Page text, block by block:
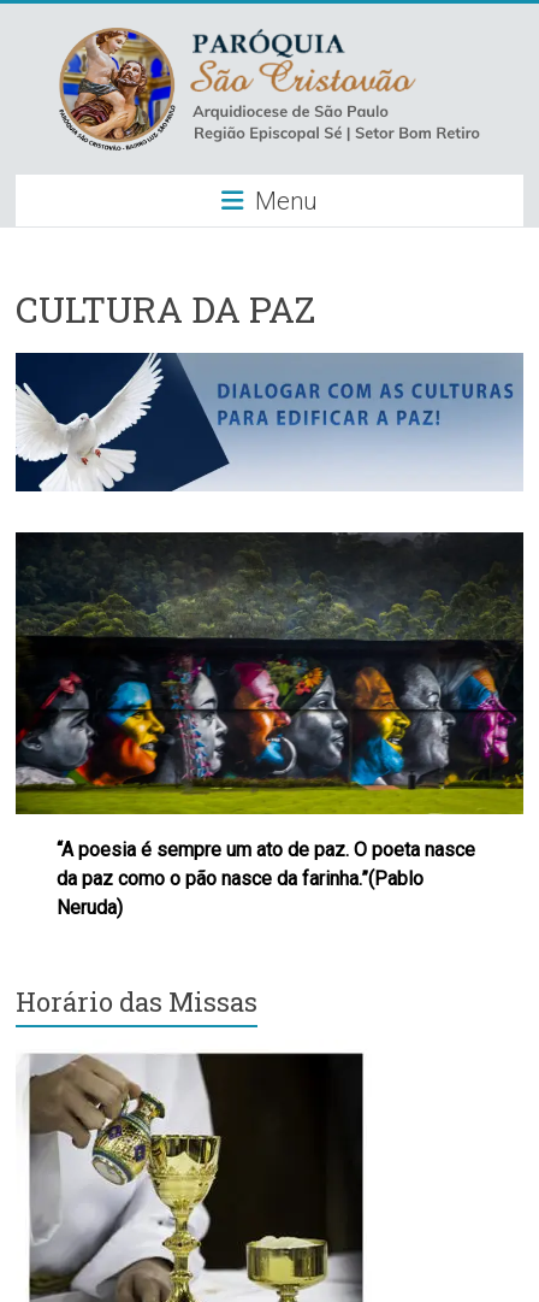
content
Paróquia
São
–
Luz
Arquidiocese
de
São
Paulo
Região
Episcopal
Sé
–
Bom
Retiro
Menu
CULTURA DA PAZ
“A poesia é sempre um ato de paz. O poeta nasce
da paz como o pão nasce da farinha.”(Pablo
Neruda)
Horário das Missas